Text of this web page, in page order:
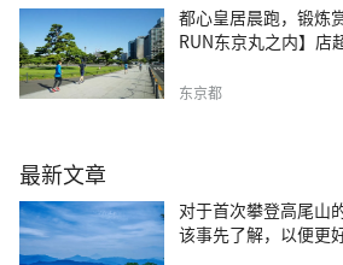
都心皇居晨跑，锻炼
RUN东京丸之内】店
东京都
最新文章
对于首次攀登高尾山
该事先了解，以便更